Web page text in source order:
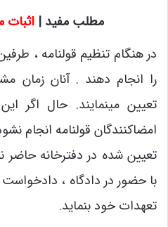
مطلب مفید |اثبات
در هنگام تنظیم قولنامه ،
را انجام دهند . آنان زمان
تعیین مینمایند. حال اگر
امضاکنندگان قولنامه انجام
تعیین شده در دفترخانه حاضر
با حضور در دادگاه ، دادخواست
تعهدات خود بنماید.